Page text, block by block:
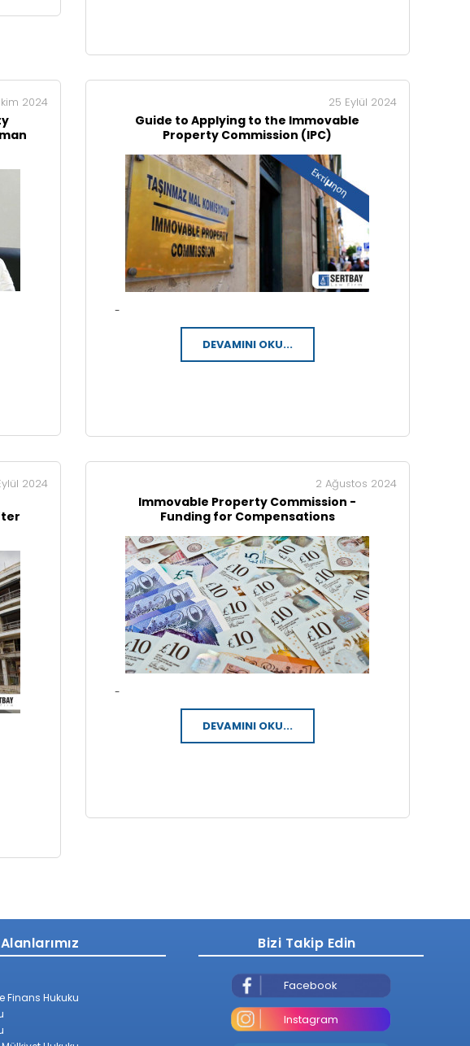
2024 25 Eylül 2024
Guide to Applying to the Immovable
Property Commission (IPC)
-
DEVAMINI OKU...
2024 2 Ağustos 2024
Immovable Property Commission -
Funding for Compensations
-
DEVAMINI OKU...
Finans Hukuku
Bizi Takip Edin
Facebook
Instagram